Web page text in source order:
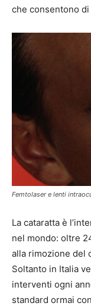
che consentono
Femtolaser e lenti
La cataratta è
nel mondo: oltre
alla rimozione del
Soltanto in Italia
interventi ogni
standard ormai